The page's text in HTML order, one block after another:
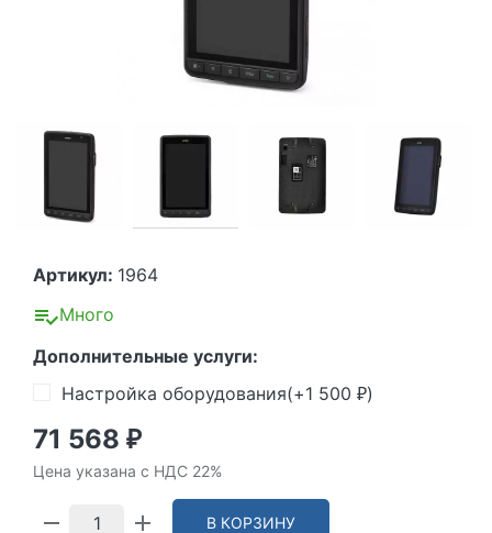
Артикул: 1964
Много
Дополнительные услуги:
Настройка оборудования(+1 500 ₽)
71 568 ₽
Цена указана с НДС 22%
В КОРЗИНУ